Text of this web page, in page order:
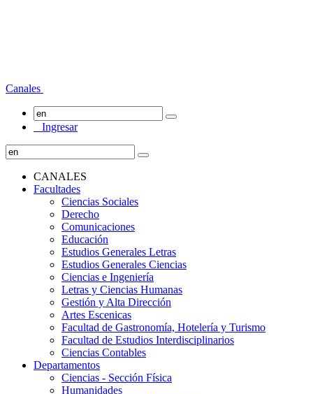
Canales
Ingresar
CANALES
Facultades
Ciencias Sociales
Derecho
Comunicaciones
Educación
Estudios Generales Letras
Estudios Generales Ciencias
Ciencias e Ingeniería
Letras y Ciencias Humanas
Gestión y Alta Dirección
Artes Escenicas
Facultad de Gastronomía, Hotelería y Turismo
Facultad de Estudios Interdisciplinarios
Ciencias Contables
Departamentos
Ciencias - Sección Física
Humanidades